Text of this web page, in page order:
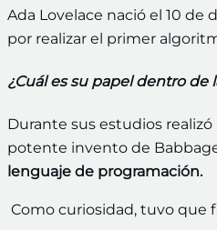
Ada Lovelace nació el 10 de
por realizar el primer
¿Cuál es su papel dentro de
Durante sus estudios realizó
potente invento de
lenguaje de programación.
Como curiosidad, tuvo que